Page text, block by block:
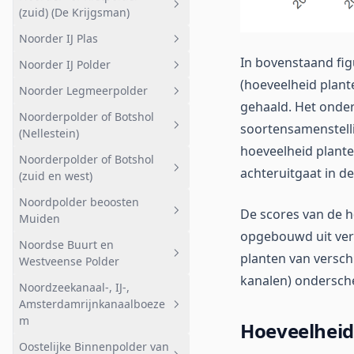
Breukeleveensche of Stille Plas
Tienhovensche Plassen noord
Tienhovensche Plassen zuid
Vuntus
Hilversumse Bovenmeent
Landbouw zuid en noord
Meerlanden
(zuid) (De Krijgsman)
Geheel afwateringsgebied
Noorder- of Rietpolder (zuid)
(De Krijgsman)
Noorder IJ Plas
Geheel afwateringsgebied
Noorder IJ Plas
Noorder IJ Polder
Geheel afwateringsgebied
Noorder IJ Polder
Noorder Legmeerpolder
Geheel afwateringsgebied
Bovenkerk
Uithoorn
Amstelzijde
Noorderpolder of Botshol
(Nellestein)
Geheel afwateringsgebied
Natuurgebied
Noorderpolder of Botshol
(zuid en west)
Geheel afwateringsgebied
Botshol Midden
Noorderpolder (oost)
Noorderpolder (west)
Noordpolder beoosten
Muiden
Geheel afwateringsgebied
Noord
Noordse Buurt en
Westveense Polder
Geheel afwateringsgebied
Noordse buurt
Noordse dorp
Noordzeekanaal-, IJ-,
Amsterdamrijnkanaalboeze
m
Geheel afwateringsgebied
Oostelijke Binnenpolder van
In bovenstaand
(hoeveelheid
gehaald. Het
hoeveelheid
achteruitgaat in
De scores van de
opgebouwd uit
planten van
kanalen)